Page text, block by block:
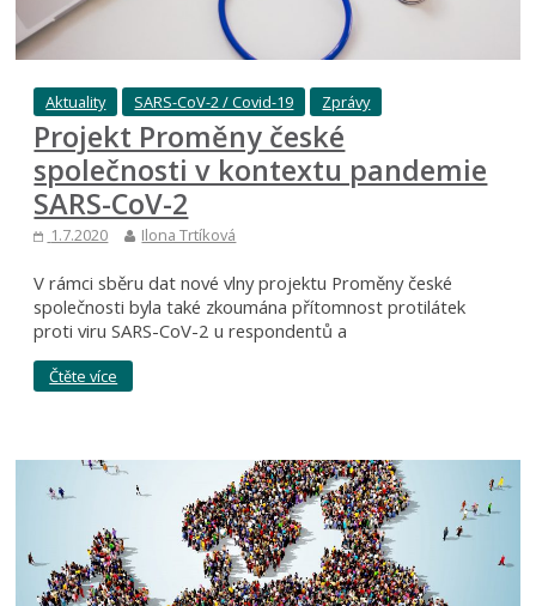
Aktuality SARS-CoV-2 / Covid-19 Zprávy
Projekt Proměny české
společnosti v kontextu pandemie
SARS-CoV-2
1.7.2020 Ilona Trtíková
V rámci sběru dat nové vlny projektu Proměny české
společnosti byla také zkoumána přítomnost protilátek
proti viru SARS-CoV-2 u respondentů a
Čtěte více